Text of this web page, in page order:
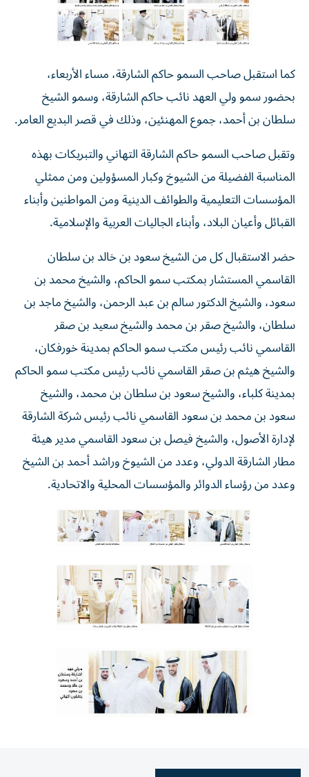
كما استقبل صاحب السمو حاكم الشارقة، مساء الأربعاء،
بحضور سمو ولي العهد نائب حاكم الشارقة، وسمو الشيخ
سلطان بن أحمد، جموع المهنئين، وذلك في قصر البديع العامر.
وتقبل صاحب السمو حاكم الشارقة التهاني والتبريكات بهذه
المناسبة الفضيلة من الشيوخ وكبار المسؤولين ومن ممثلي
المؤسسات التعليمية والطوائف الدينية ومن المواطنين وأبناء
القبائل وأعيان البلاد، وأبناء الجاليات العربية والإسلامية.
حضر الاستقبال كل من الشيخ سعود بن خالد بن سلطان
القاسمي المستشار بمكتب سمو الحاكم، والشيخ محمد بن
سعود، والشيخ الدكتور سالم بن عبد الرحمن، والشيخ ماجد بن
سلطان، والشيخ صقر بن محمد والشيخ سعيد بن صقر
القاسمي نائب رئيس مكتب سمو الحاكم بمدينة خورفكان،
والشيخ هيثم بن صقر القاسمي نائب رئيس مكتب سمو الحاكم
بمدينة كلباء، والشيخ سعود بن سلطان بن محمد، والشيخ
سعود بن محمد بن سعود القاسمي نائب رئيس شركة الشارقة
لإدارة الأصول، والشيخ فيصل بن سعود القاسمي مدير هيئة
مطار الشارقة الدولي، وعدد من الشيوخ وراشد أحمد بن الشيخ
وعدد من رؤساء الدوائر والمؤسسات المحلية والاتحادية.